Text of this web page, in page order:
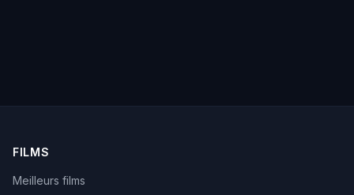
FILMS
Meilleurs films